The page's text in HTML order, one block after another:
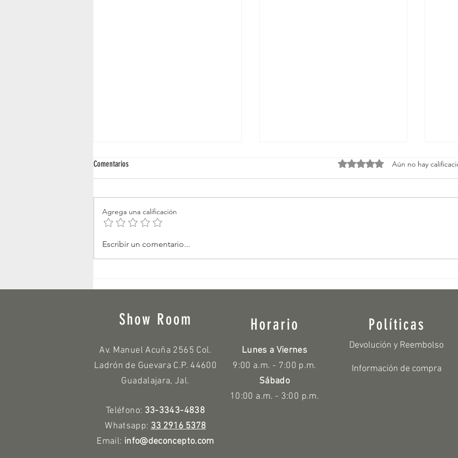
¡Transforma tu terraza pequeña en un
Comentarios Obtuvo 0 de 5 estrellas.
Aún no hay
Agrega una calificación
Escribir un comentario...
Show Room
Av. Manuel Acuña 2565 Col.
Ladrón de Guevara C.P. 44600
Guadalajara, Jal.
Teléfono: 33-3343-4838
Whatsapp: 33 2916 5378
Email: info@deconcepto.com
Lunes a Viernes
9:00 a.m. - 7:00 p.m.
Sábado
10:00 a.m. - 3:00 p.m.
Horario
Devolución y Reembolso
Información de compra
Políticas